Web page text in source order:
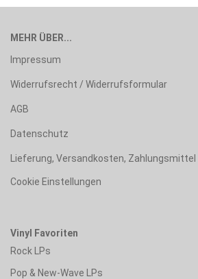
MEHR ÜBER...
Impressum
Widerrufsrecht / Widerrufsformular
AGB
Datenschutz
Lieferung, Versandkosten, Zahlungsmittel
Cookie Einstellungen
Vinyl Favoriten
Rock LPs
Pop & New-Wave LPs